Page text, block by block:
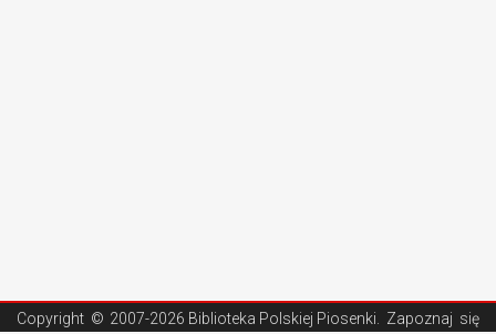
Copyright © 2007-2026 Biblioteka Polskiej Piosenki . Zapoznaj się